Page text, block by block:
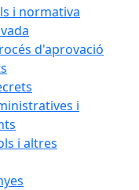
i normativa
d'aprovació
i
i altres